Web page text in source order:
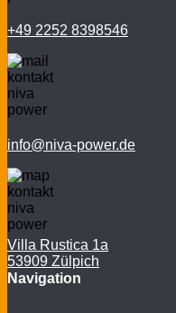
+49 2252 8398546
info@niva-power.de
Villa Rustica 1a
53909 Zülpich
Navigation